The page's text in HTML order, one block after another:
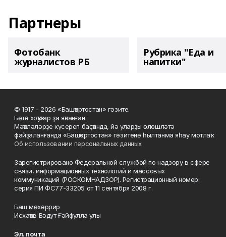
Партнеры
Фотобанк
журналистов РБ
Рубрика "Еда и
напитки"
© 1917 - 2026 «Башҡортостан» гәзите.
Бөтә хоҡуҡтар ҙа яҡланған.
Мәҡәләләрҙе күсереп баҫҡанда, йә уларҙы өлөшләтә
файҙаланғанда «Башҡортостан» гәзитенә һылтанма яһау мотлаҡ.
Об использовании персональных данных
Зарегистрировано Федеральной службой по надзору в сфере
связи, информационных технологий и массовых
коммуникаций (РОСКОМНАДЗОР). Регистрационный номер:
серия ПИ ФС77-33205 от 11 сентября 2008 г.
Баш мөхәррир
Исхаҡов Вәдүт Ғәйфулла улы
Эл. почта